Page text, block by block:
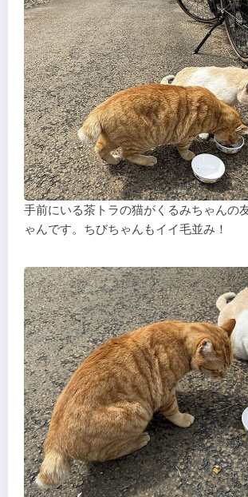
手前にいる茶トラの猫がくるみちゃんの
ゃんです。ちびちゃんもイイ毛並み！